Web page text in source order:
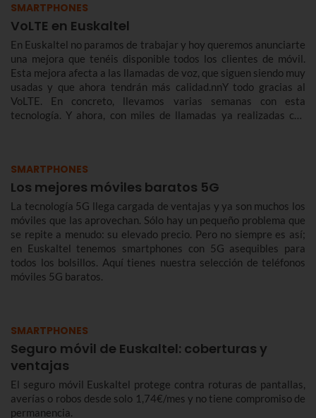
SMARTPHONES
VoLTE en Euskaltel
En Euskaltel no paramos de trabajar y hoy queremos anunciarte
una mejora que tenéis disponible todos los clientes de móvil.
Esta mejora afecta a las llamadas de voz, que siguen siendo muy
usadas y que ahora tendrán más calidad.nnY todo gracias al
VoLTE. En concreto, llevamos varias semanas con esta
tecnología. Y ahora, con miles de llamadas ya realizadas con
SMARTPHONES
Los mejores móviles baratos 5G
La tecnología 5G llega cargada de ventajas y ya son muchos los
móviles que las aprovechan. Sólo hay un pequeño problema que
se repite a menudo: su elevado precio. Pero no siempre es así;
en Euskaltel tenemos smartphones con 5G asequibles para
todos los bolsillos. Aquí tienes nuestra selección de teléfonos
móviles 5G baratos.
SMARTPHONES
Seguro móvil de Euskaltel: coberturas y
ventajas
El seguro móvil Euskaltel protege contra roturas de pantallas,
averías o robos desde solo 1,74€/mes y no tiene compromiso de
permanencia.